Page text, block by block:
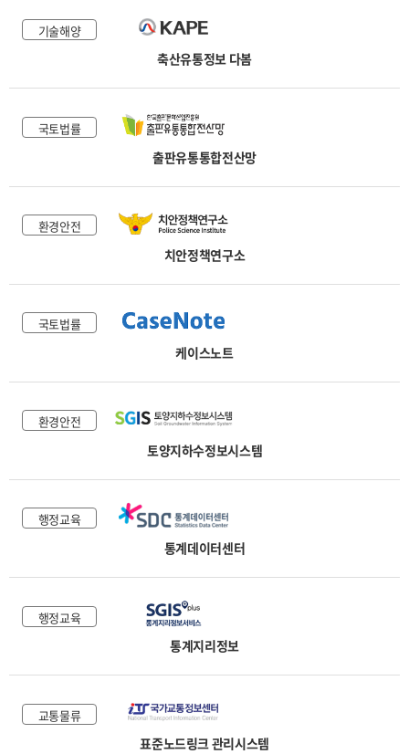
기술해양
축산유통정보 다봄
국토법률
출판유통통합전산망
환경안전
치안정책연구소
국토법률
케이스노트
환경안전
토양지하수정보시스템
행정교육
통계데이터센터
행정교육
통계지리정보
교통물류
표준노드링크 관리시스템